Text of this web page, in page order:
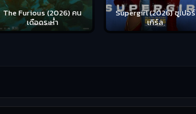
The Furious (2026) คน
เดือดระห่ำ
Supergirl (2026) ซูเปอร์
เกิร์ล